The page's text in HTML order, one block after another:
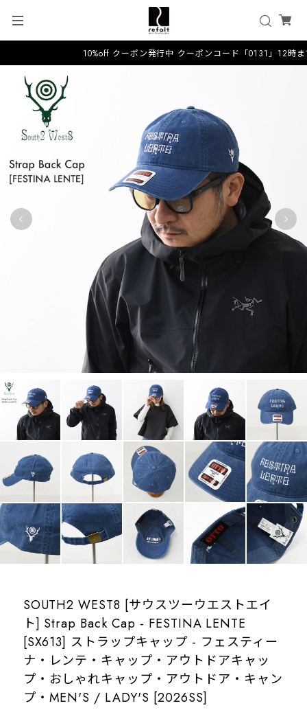
10%off クーポン発行中 クーポンコード「0131」12時
SOUTH2 WEST8 [サウスツーウエストエイ
ト] Strap Back Cap - FESTINA LENTE
[SX613] ストラップキャップ - フェスティー
ナ・レンテ・キャップ・アウトドアキャッ
プ・おしゃれキャップ・アウトドア・キャン
プ・MEN'S / LADY'S [2026SS]